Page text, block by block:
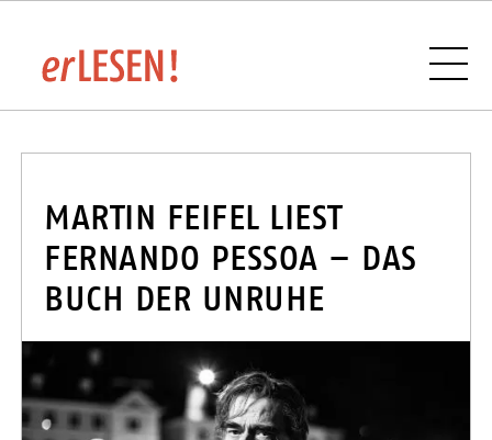
BUCHHANDLUNGEN UND VERLAGE IM
SAARLAND
MARTIN FEIFEL LIEST
FERNANDO PESSOA – DAS
BUCH DER UNRUHE